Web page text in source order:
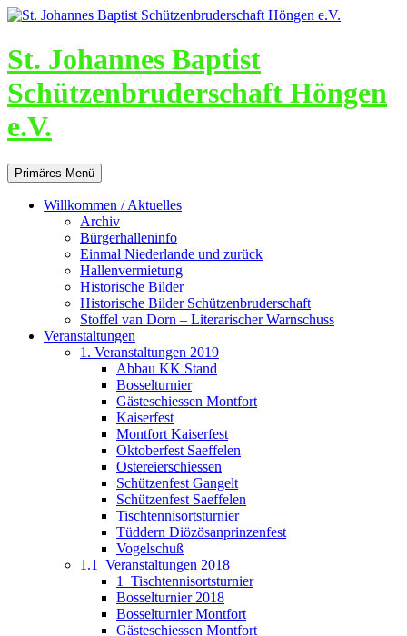
St. Johannes Baptist
Schützenbruderschaft Höngen
e.V.
Suchen
Primäres Menü Zum
Inhalt
springen
Willkommen / Aktuelles
Archiv
Bürgerhalleninfo
Einmal Niederlande und zurück
Hallenvermietung
Historische Bilder
Historische Bilder Schützenbruderschaft
Stoffel van Dorn – Literarischer Warnschuss
Veranstaltungen
1. Veranstaltungen 2019
Abbau KK Stand
Bosselturnier
Gästeschiessen Montfort
Kaiserfest
Montfort Kaiserfest
Oktoberfest Saeffelen
Ostereierschiessen
Schützenfest Gangelt
Schützenfest Saeffelen
Tischtennisortsturnier
Tüddern Diözösanprinzenfest
Vogelschuß
1.1_Veranstaltungen 2018
1_Tischtennisortsturnier
Bosselturnier 2018
Bosselturnier Montfort
Gästeschiessen Montfort